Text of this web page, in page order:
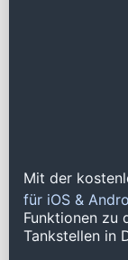
Mit der
für iOS &
Funktionen zu
Tankstellen in